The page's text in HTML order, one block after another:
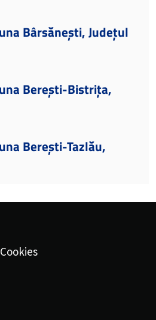
Bârsănești, Județul
Berești-Bistrița,
Berești-Tazlău,